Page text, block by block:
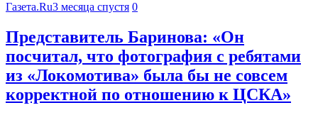
Газета.Ru3 месяца спустя 0
Представитель Баринова: «Он
посчитал, что фотография с ребятами
из «Локомотива» была бы не совсем
корректной по отношению к ЦСКА»